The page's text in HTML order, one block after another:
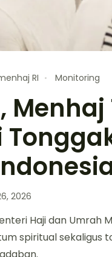
RI Monitoring
2026
Haji dan Umrah
spiritual sekaligus